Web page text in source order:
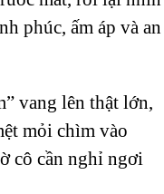
phúc, ấm áp và an
vang lên thật lớn,
mỏi chìm vào
cô cần nghỉ ngơi